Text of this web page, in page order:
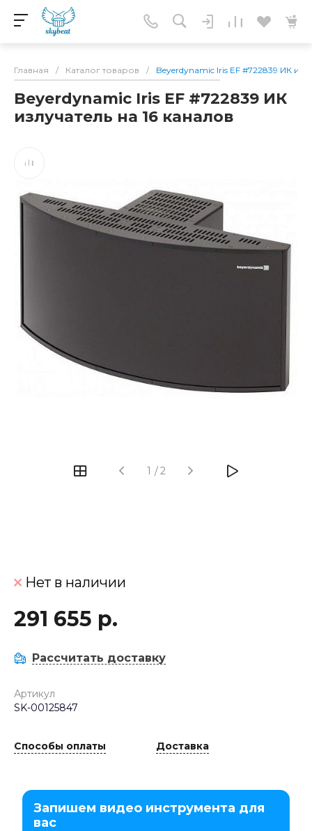
Главная / Каталог товаров / Beyerdynamic Iris EF #722839 ИК
Beyerdynamic Iris EF #722839 ИК
излучатель на 16 каналов
1 /2
Нет в наличии
291 655 р.
Рассчитать доставку
Артикул
SK-00125847
Способы оплаты Доставка
Запишем видео инструмента для
вас